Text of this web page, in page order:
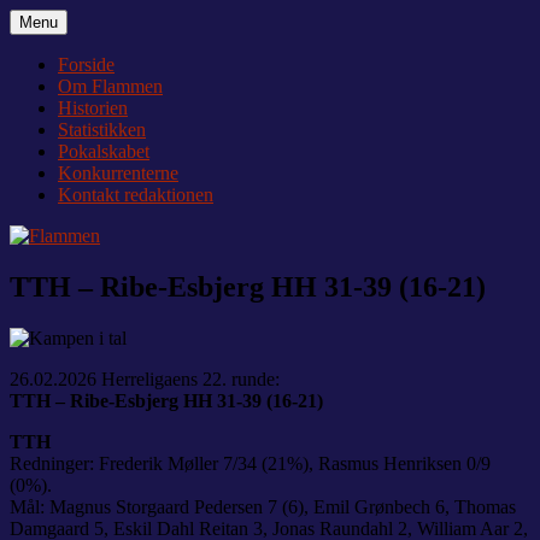
Videre
til
indhold
Flammen
Nyheder og debat om Team Tvis Holstebro
Menu
Forside
Om Flammen
Historien
Statistikken
Pokalskabet
Konkurrenterne
Kontakt redaktionen
TTH – Ribe-Esbjerg HH 31-39 (16-21)
26.02.2026 Herreligaens 22. runde:
TTH – Ribe-Esbjerg HH 31-39 (16-21)
TTH
Redninger: Frederik Møller 7/34 (21%), Rasmus Henriksen 0/9
(0%).
Mål: Magnus Storgaard Pedersen 7 (6), Emil Grønbech 6, Thomas
Damgaard 5, Eskil Dahl Reitan 3, Jonas Raundahl 2, William Aar 2,